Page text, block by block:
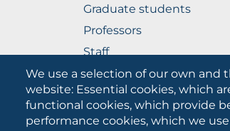
We use a selection of our own and
website: Essential cookies, which
functional cookies, which provide
performance cookies, which we
Graduate students
Professors
Staff
Companies